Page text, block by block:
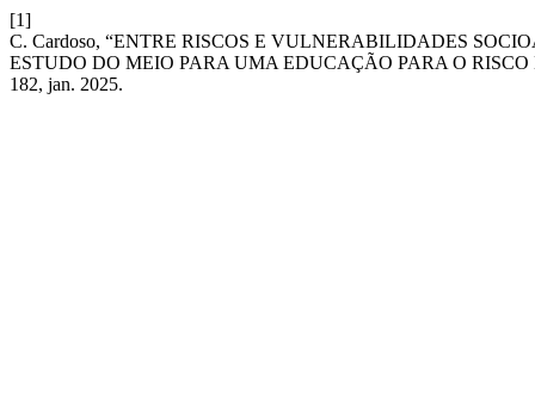
[1]
C. Cardoso, “ENTRE RISCOS E VULNERABILIDADES
ESTUDO DO MEIO PARA UMA EDUCAÇÃO PARA O
182, jan. 2025.